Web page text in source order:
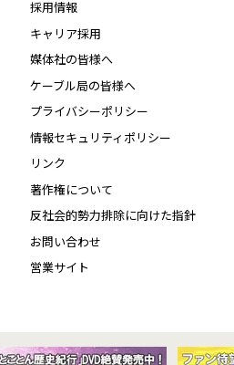
採用情報
キャリア採用
媒体社の皆様へ
ケーブル局の皆様へ
プライバシーポリシー
情報セキュリティポリシー
リンク
著作権について
反社会的勢力排除に向けた指針
お問い合わせ
営業サイト